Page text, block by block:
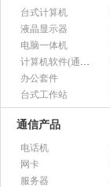
台式计算机
液晶显示器
电脑一体机
计算机软件(通用软件)
办公套件
台式工作站
通信产品
电话机
网卡
服务器